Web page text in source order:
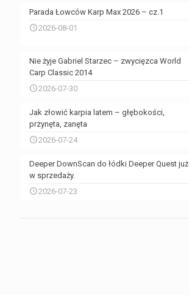
Parada Łowców Karp Max 2026 – cz.1
2026-08-01
Nie żyje Gabriel Starzec – zwycięzca World
Carp Classic 2014
2026-07-30
Jak złowić karpia latem – głębokości,
przynęta, zanęta
2026-07-24
Deeper DownScan do łódki Deeper Quest już
w sprzedaży.
2026-07-23